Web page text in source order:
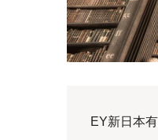
EY新日本